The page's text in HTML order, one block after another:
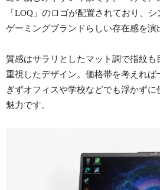
「LOQ」のロゴが配置されており、
ゲーミングブランドらしい存在感を演
質感はサラリとしたマット調で指紋も
重視したデザイン。価格帯を考えれば
ぎずオフィスや学校などでも浮かず
魅力です。